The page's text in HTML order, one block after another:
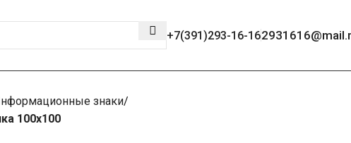
+7(391)293-16-16
знаки
100х100